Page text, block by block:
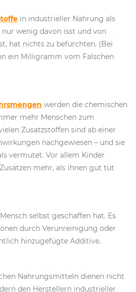
in industrieller Nahrung als
wenig davon isst und von
hat nichts zu befürchten. (Bei
ein Milligramm vom Falschen
werden die chemischen
mehr Menschen zum
Zusatzstoffen sind ab einer
nachgewiesen – und sie
vermutet. Vor allem Kinder
mehr, als ihnen gut tut
selbst geschaffen hat. Es
durch Verunreinigung oder
hinzugefügte Additive.
Nahrungsmitteln dienen nicht
den Herstellern industrieller